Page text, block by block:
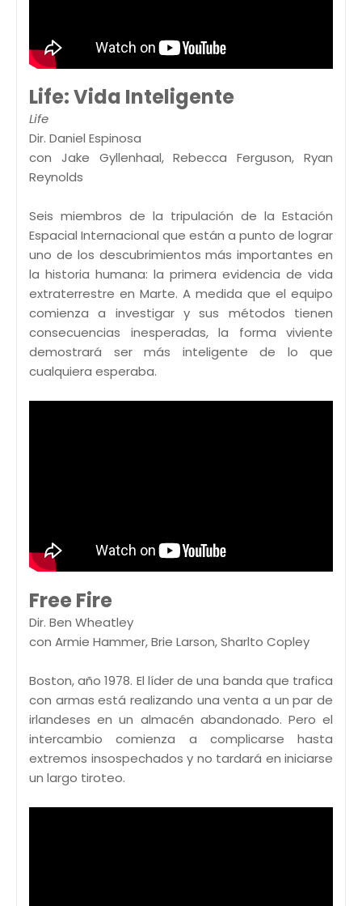
Life: Vida Inteligente
Life
Dir. Daniel Espinosa
con Jake Gyllenhaal, Rebecca Ferguson, Ryan
Reynolds
Seis miembros de la tripulación de la Estación
Espacial Internacional que están a punto de lograr
uno de los descubrimientos más importantes en
la historia humana: la primera evidencia de vida
extraterrestre en Marte. A medida que el equipo
comienza a investigar y sus métodos tienen
consecuencias inesperadas, la forma viviente
demostrará ser más inteligente de lo que
cualquiera esperaba.
Free Fire
Dir. Ben Wheatley
con Armie Hammer, Brie Larson, Sharlto Copley
Boston, año 1978. El líder de una banda que trafica
con armas está realizando una venta a un par de
irlandeses en un almacén abandonado. Pero el
intercambio comienza a complicarse hasta
extremos insospechados y no tardará en iniciarse
un largo tiroteo.